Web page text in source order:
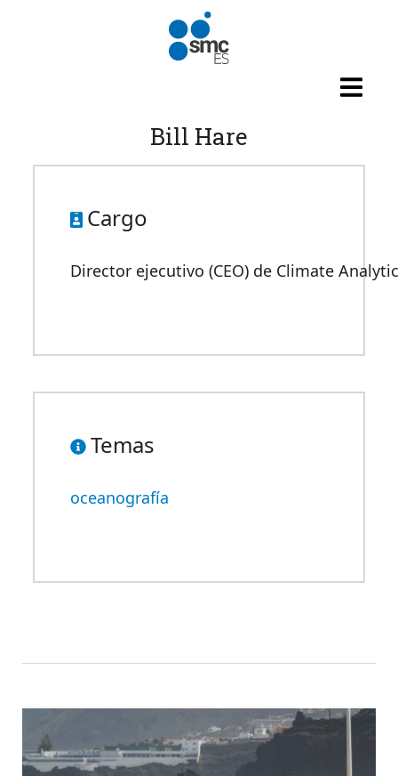
Pasar al contenido principal
Bill Hare
Cargo
Director ejecutivo (CEO) de Climate
Temas
oceanografía